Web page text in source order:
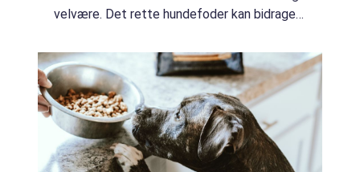
velvære. Det rette hundefoder kan bidrage
vellykket vægtstyri...